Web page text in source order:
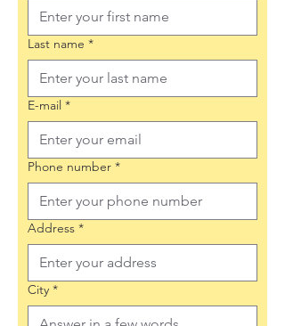
Last name *
E-mail *
Phone number *
Address *
City *